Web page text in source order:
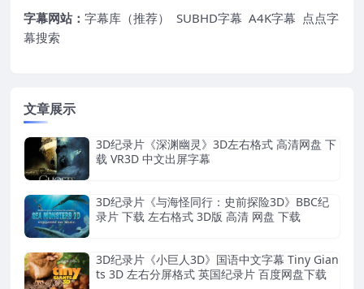
字幕网站： 字幕库（推荐） SUBHD字幕 A4K字幕 点点字
幕搜索
文章展示
3D纪录片《深渊幽灵》3D左右格式 高清网盘 下
载 VR3D 中文出屏字幕
3D纪录片《与海怪同行：史前探险3D》BBC纪
录片 下载 左右格式 3D版 高清 网盘 下载
3D纪录片《小巨人3D》国语中文字幕 Tiny Gian
ts 3D 左右分屏格式 英国纪录片 百度网盘下载